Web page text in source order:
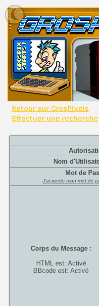
Nom
Mot de
J'ai perdu mon mot de
Corps du Message :
HTML est: Activé
BBcode est: Activé